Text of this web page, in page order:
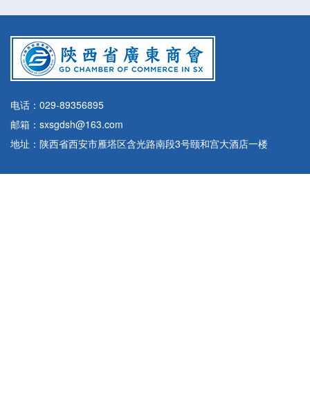
电话：029-89356895
邮箱：sxsgdsh@163.com
地址：陕西省西安市雁塔区含光路南段3号颐和宫大酒店一楼